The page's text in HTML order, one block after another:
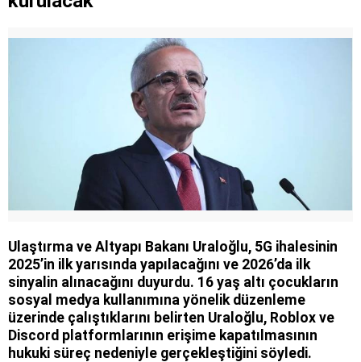
Ulaştırma ve Altyapı Bakanı Uraloğlu, 5G ihalesinin
2025’in ilk yarısında yapılacağını ve 2026’da ilk
sinyalin alınacağını duyurdu. 16 yaş altı çocukların
sosyal medya kullanımına yönelik düzenleme
üzerinde çalıştıklarını belirten Uraloğlu, Roblox ve
Discord platformlarının erişime kapatılmasının
hukuki süreç nedeniyle gerçekleştiğini söyledi.